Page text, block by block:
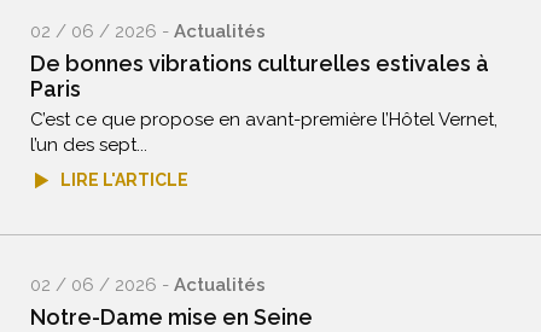
02 / 06 / 2026 - Actualités
De bonnes vibrations culturelles estivales à
Paris
C’est ce que propose en avant-première l’Hôtel Vernet,
l’un des sept...
LIRE L'ARTICLE
02 / 06 / 2026 - Actualités
Notre-Dame mise en Seine